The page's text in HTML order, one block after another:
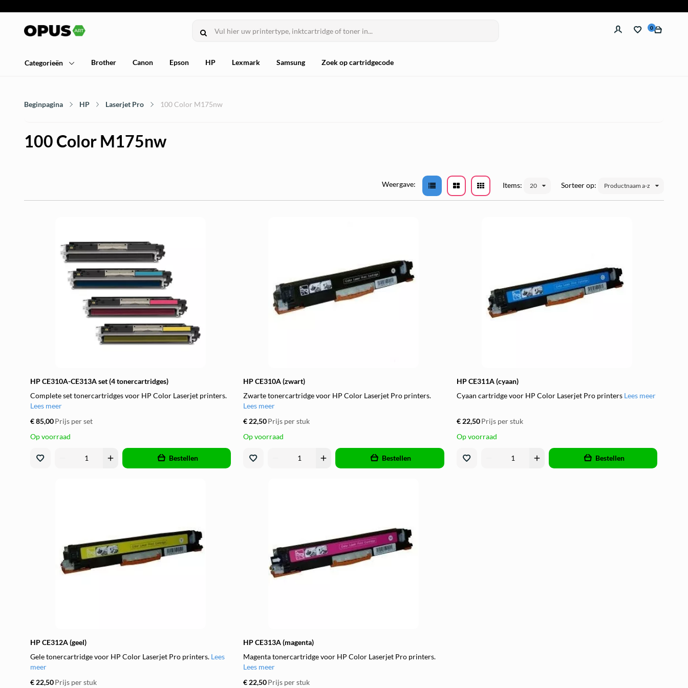
0
Categorieën Brother Canon Epson HP Lexmark Samsung Zoek op cartridgecode
Beginpagina HP Laserjet Pro 100 Color M175nw
100 Color M175nw
Sorteer op: Productnaam a-z
Items: 20
Weergave:
HP CE310A-CE313A set (4 tonercartridges)
Complete set tonercartridges voor HP Color Laserjet printers.
Lees meer
€ 85,00Prijs per set
Op voorraad
add Bestellen
HP CE310A (zwart)
Zwarte tonercartridge voor HP Color Laserjet Pro printers.
Lees meer
€ 22,50Prijs per stuk
Op voorraad
add Bestellen
HP CE311A (cyaan)
Cyaan cartridge voor HP Color Laserjet Pro printers Lees meer
€ 22,50 Prijs per stuk
Op voorraad
add Bestellen
HP CE312A (geel)
Gele tonercartridge voor HP Color Laserjet Pro printers. Lees
meer
€ 22,50Prijs per stuk
HP CE313A (magenta)
Magenta tonercartridge voor HP Color Laserjet Pro printers.
Lees meer
€ 22,50Prijs per stuk